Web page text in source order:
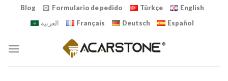
Blog Formulario de pedido Türkçe
English
العربية
Français Deutsch Español